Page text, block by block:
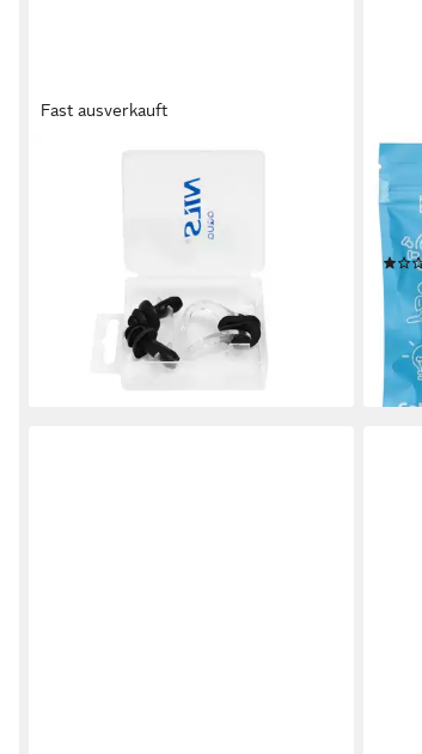
Fast ausverkauft
NILS AQUA
Schwimm-Ohrstöpsel Schwimmset
Ohrenstöpsel Nasenklammer,
Weiches Silikon passt sich der
lieferbar - in 4-5 Werktagen bei dir
zum